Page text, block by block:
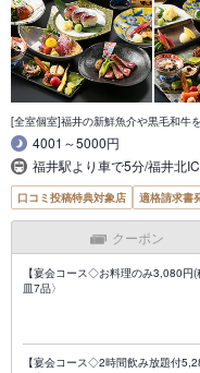
[全室個室]福井の新鮮魚介や黒毛和牛
4001～5000円
福井駅より車で5分/福井北
口コミ投稿特典対象店 適格請求書
クーポン
【宴会コース◇お料理のみ3,080円
皿7品〉
【宴会コース◇2時間飲み放題付